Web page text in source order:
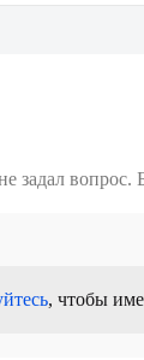
задал вопрос.
, чтобы